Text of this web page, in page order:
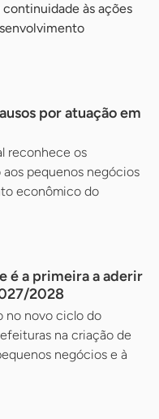
às ações
por atuação em
reconhece os
pequenos negócios
econômico do
é a primeira a aderir
2028
no novo ciclo do
na criação de
negócios e à